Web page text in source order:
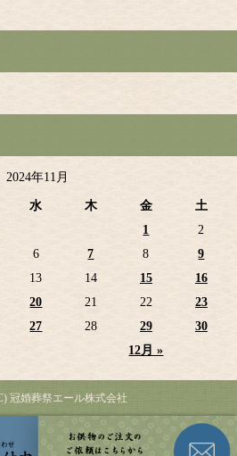
2024年11月
水 木 金 土
12月 »
1
2
6 7 8
9
13 14 15
16
20 21 22
23
27 28 29 30
冠婚葬祭エール株式会社